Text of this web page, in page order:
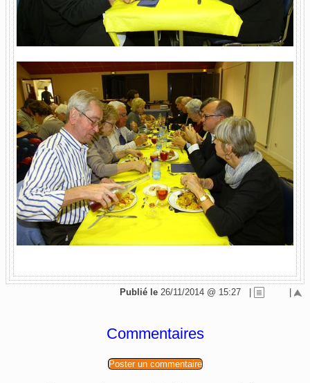
Publié le 26/11/2014 @ 15:27
Commentaires
Poster un commentaire